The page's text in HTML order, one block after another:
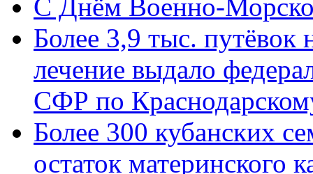
C Днём Военно-
Более 3,9 тыс. путёвок
лечение выдало
СФР по
Более 300 кубанских
остаток материнского